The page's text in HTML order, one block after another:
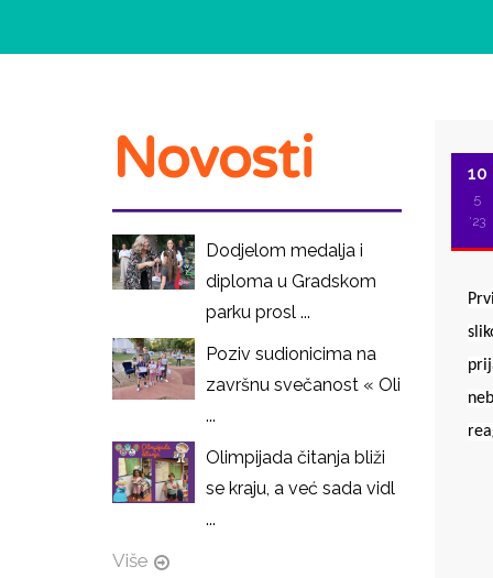
10
5
'23
Novosti
Dodjelom medalja i
diploma u Gradskom
parku prosl ...
Poziv sudionicima na
završnu svečanost « Oli
...
Olimpijada čitanja bliži
se kraju, a već sada vidl
...
Više